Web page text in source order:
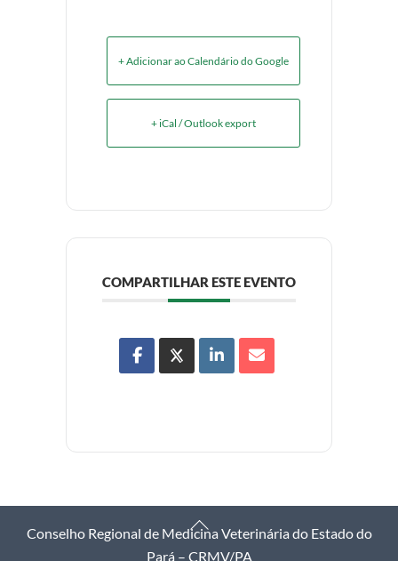
+ Adicionar ao Calendário do Google
+ iCal / Outlook export
COMPARTILHAR ESTE EVENTO
Back
To
Conselho Regional de Medicina Veterinária do Estado do
Pará – CRMV/PA